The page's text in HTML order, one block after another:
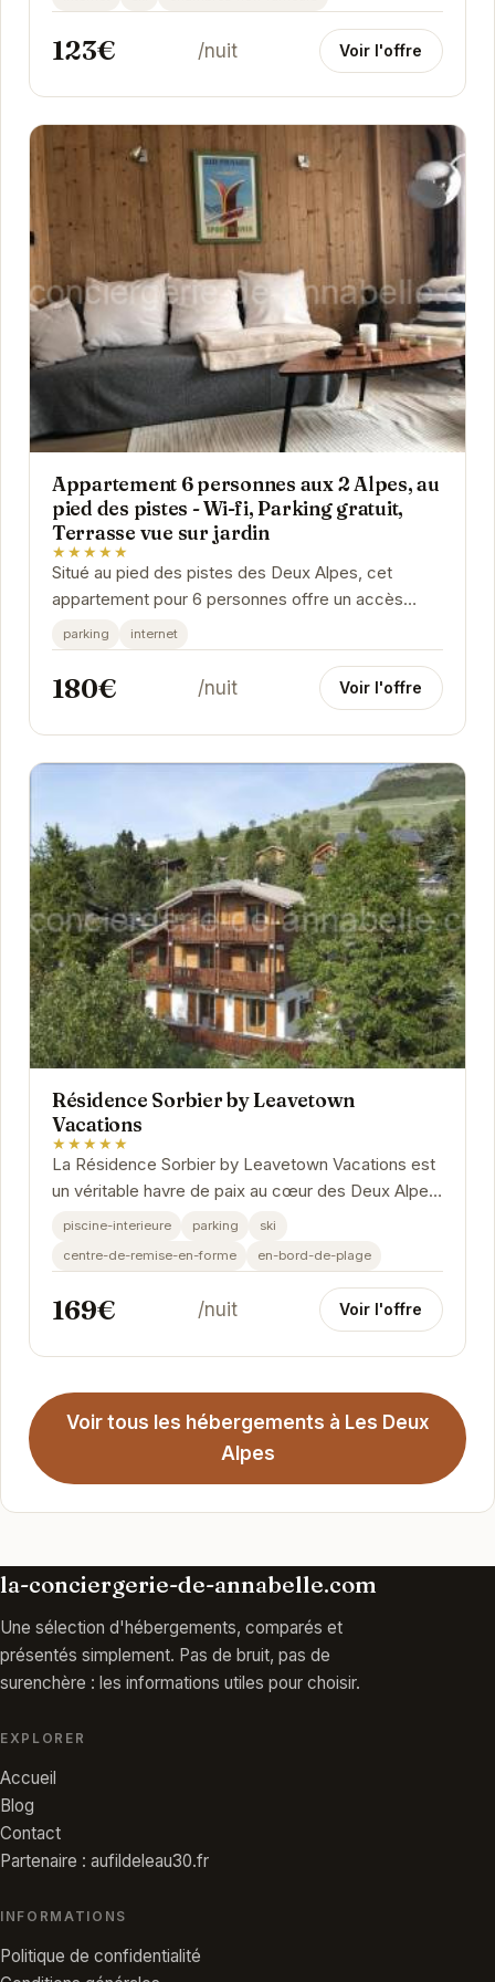
idéalement...
123€ /nuit Voir l'offre
Appartement 6 personnes aux 2 Alpes, au
pied des pistes - Wi-fi, Parking gratuit,
Terrasse vue sur jardin
★★★★★
Situé au pied des pistes des Deux Alpes, cet
appartement pour 6 personnes offre un accès
direct aux remontées mécaniques et aux activités
de...
parking internet
180€ /nuit Voir l'offre
Résidence Sorbier by Leavetown
Vacations
★★★★★
La Résidence Sorbier by Leavetown Vacations est
un véritable havre de paix au cœur des Deux Alpes.
Elle offre des appartements spacieux et...
piscine-interieure parking
ski
centre-de-remise-en-forme
en-bord-de-plage
169€ /nuit Voir l'offre
Voir tous les hébergements à Les Deux
Alpes
la-conciergerie-de-annabelle.com
Une sélection d'hébergements, comparés et
présentés simplement. Pas de bruit, pas de
surenchère : les informations utiles pour choisir.
EXPLORER
Accueil
Blog
Contact
Partenaire : aufildeleau30.fr
INFORMATIONS
Politique de confidentialité